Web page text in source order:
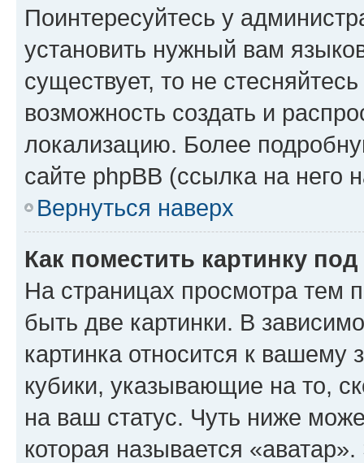
Поинтересуйтесь у
установить нужный вам
существует, то не
возможность создать и
локализацию. Более
сайте phpBB (ссылка на него
Вернуться наверх
Как поместить картинку
На страницах просмотра тем
быть две картинки. В
картинка относится к
кубики, указывающие на то,
на ваш статус. Чуть ниже
которая называется